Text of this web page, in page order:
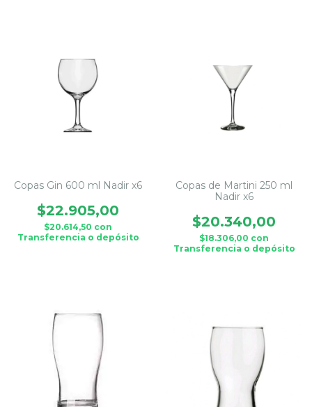
Copas Gin 600 ml Nadir x6
$22.905,00
$20.614,50 con
Transferencia o depósito
Copas de Martini 250 ml
Nadir x6
$20.340,00
$18.306,00 con
Transferencia o depósito